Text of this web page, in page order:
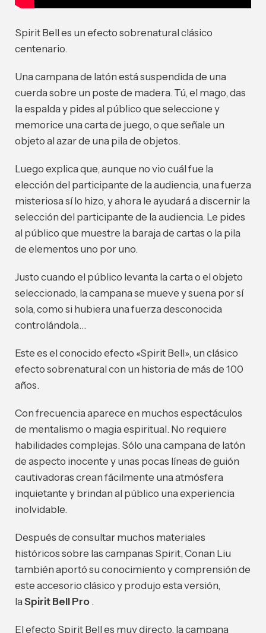
Spirit Bell es un efecto sobrenatural clásico
centenario.
Una campana de latón está suspendida de una
cuerda sobre un poste de madera. Tú, el mago, das
la espalda y pides al público que seleccione y
memorice una carta de juego, o que señale un
objeto al azar de una pila de objetos.
Luego explica que, aunque no vio cuál fue la
elección del participante de la audiencia, una fuerza
misteriosa sí lo hizo, y ahora le ayudará a discernir la
selección del participante de la audiencia. Le pides
al público que muestre la baraja de cartas o la pila
de elementos uno por uno.
Justo cuando el público levanta la carta o el objeto
seleccionado, la campana se mueve y suena por sí
sola, como si hubiera una fuerza desconocida
controlándola…
Este es el conocido efecto «Spirit Bell», un clásico
efecto sobrenatural con un historia de más de 100
años.
Con frecuencia aparece en muchos espectáculos
de mentalismo o magia espiritual. No requiere
habilidades complejas. Sólo una campana de latón
de aspecto inocente y unas pocas líneas de guión
cautivadoras crean fácilmente una atmósfera
inquietante y brindan al público una experiencia
inolvidable.
Después de consultar muchos materiales
históricos sobre las campanas Spirit, Conan Liu
también aportó su conocimiento y comprensión de
este accesorio clásico y produjo esta versión,
laSpirit Bell Pro .
El efecto Spirit Bell es muy directo, la campana